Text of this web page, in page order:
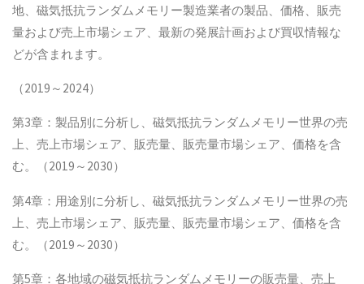
地、磁気抵抗ランダムメモリー製造業者の製品、価格、販売
量および売上市場シェア、最新の発展計画および買収情報な
どが含まれます。
（2019～2024）
第3章：製品別に分析し、磁気抵抗ランダムメモリー世界の売
上、売上市場シェア、販売量、販売量市場シェア、価格を含
む。（2019～2030）
第4章：用途別に分析し、磁気抵抗ランダムメモリー世界の売
上、売上市場シェア、販売量、販売量市場シェア、価格を含
む。（2019～2030）
第5章：各地域の磁気抵抗ランダムメモリーの販売量、売上